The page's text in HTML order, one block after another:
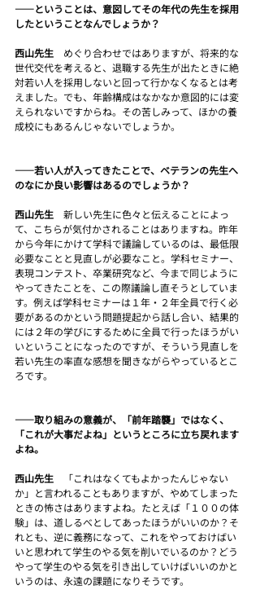
――ということは、意図してその年代の先生を採用
したということなんでしょうか？
西山先生 めぐり合わせではありますが、将来的な
世代交代を考えると、退職する先生が出たときに絶
対若い人を採用しないと回って行かなくなるとは考
えました。でも、年齢構成はなかなか意図的には変
えられないですからね。その苦しみって、ほかの養
成校にもあるんじゃないでしょうか。
――若い人が入ってきたことで、ベテランの先生へ
のなにか良い影響はあるのでしょうか？
西山先生 新しい先生に色々と伝えることによっ
て、こちらが気付かされることはありますね。昨年
から今年にかけて学科で議論しているのは、最低限
必要なことと見直しが必要なこと。学科セミナー、
表現コンテスト、卒業研究など、今まで同じように
やってきたことを、この際議論し直そうとしていま
す。例えば学科セミナーは１年・２年全員で行く必
要があるのかという問題提起から話し合い、結果的
には２年の学びにするために全員で行ったほうがい
いということになったのですが、そういう見直しを
若い先生の率直な感想を聞きながらやっているとこ
ろです。
――取り組みの意義が、「前年踏襲」ではなく、
「これが大事だよね」というところに立ち戻れます
よね。
西山先生
「これはなくてもよかったんじゃない
か」と言われることもありますが、やめてしまった
ときの怖さはありますよね。たとえば「１００の体
験」は、道しるべとしてあったほうがいいのか？そ
れとも、逆に義務になって、これをやっておけばい
いと思われて学生のやる気を削いでいるのか？どう
やって学生のやる気を引き出していけばいいのかと
いうのは、永遠の課題になりそうです。